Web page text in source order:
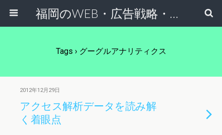
福岡のWEB・広告戦略・ネット集客コンサルのスケールフリーネットワーク
Tags › グーグルアナリティクス
2012年12月29日
アクセス解析データを読み解
く着眼点